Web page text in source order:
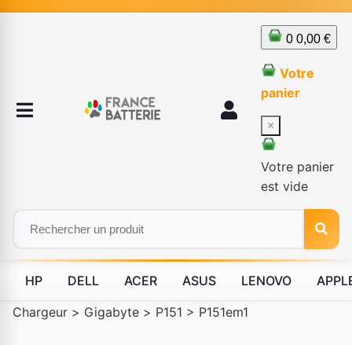
0 0,00 €
Votre
panier
×
Votre panier
est vide
HP DELL ACER ASUS LENOVO
Chargeur > Gigabyte > P151 > P151em1